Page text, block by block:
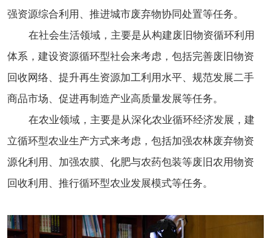
强资源综合利用、推进城市废弃物协同处置等任务。
在社会生活领域，主要是从构建废旧物资循环利用
体系，建设资源循环型社会来考虑，包括完善废旧物资
回收网络、提升再生资源加工利用水平、规范发展二手
商品市场、促进再制造产业高质量发展等任务。
在农业领域，主要是从深化农业循环经济发展，建
立循环型农业生产方式来考虑，包括加强农林废弃物资
源化利用、加强农膜、化肥与农药包装等废旧农用物资
回收利用、推行循环型农业发展模式等任务。